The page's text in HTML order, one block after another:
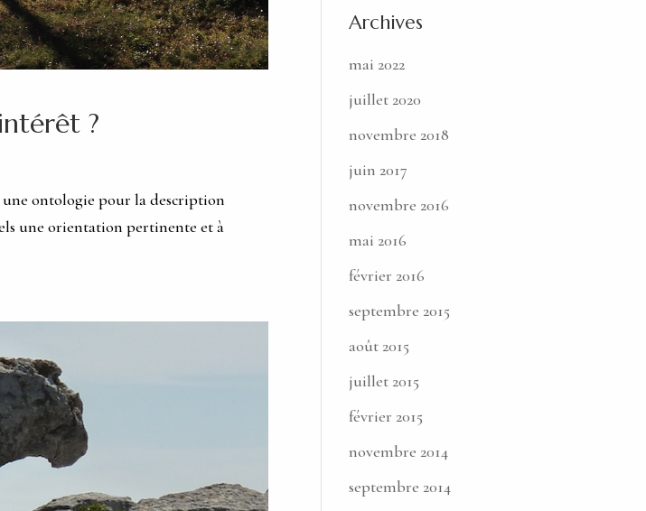
?
ontologie pour la description
une orientation pertinente et à
Archives
mai 2022
juillet 2020
novembre 2018
juin 2017
novembre 2016
mai 2016
février 2016
septembre 2015
août 2015
juillet 2015
février 2015
novembre 2014
septembre 2014